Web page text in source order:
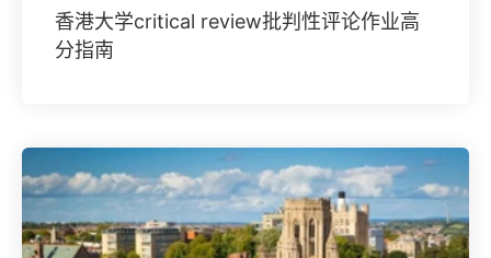
香港大学critical review批判性评论作业高
分指南